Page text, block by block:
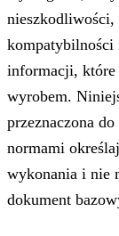
nieszkodliwości,
kompatybilności
informacji, które
wyrobem.
przeznaczona
normami
wykonania i nie
dokument